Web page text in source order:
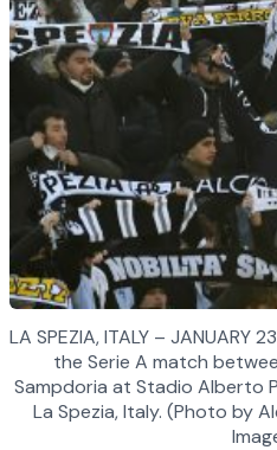
LA SPEZIA, ITALY – JANUARY
the Serie A match
Sampdoria at Stadio Alberto
La Spezia, Italy. (Photo by